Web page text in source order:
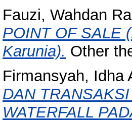
Fauzi, Wahdan
POINT OF SALE
Karunia). Other
Firmansyah, Idha
DAN
WATERFALL